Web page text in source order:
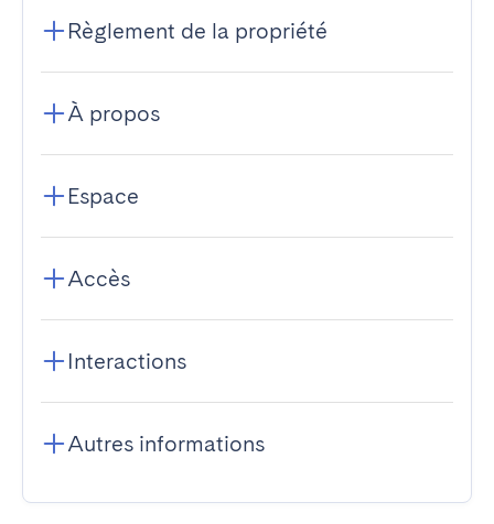
Règlement de la propriété
À propos
Espace
Accès
Interactions
Autres informations